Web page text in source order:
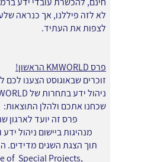
לא לזה פיללנו, אך כנראה
לצפות את העתיד.
פרס KMWORLD הראשון!
זוכרים שבאוגוסט הצענו
שכחנו אתכם ולהלן התוצאות:
מנהיגות ביישום ניהול ידע
תוך הצגת השגים מדידים.